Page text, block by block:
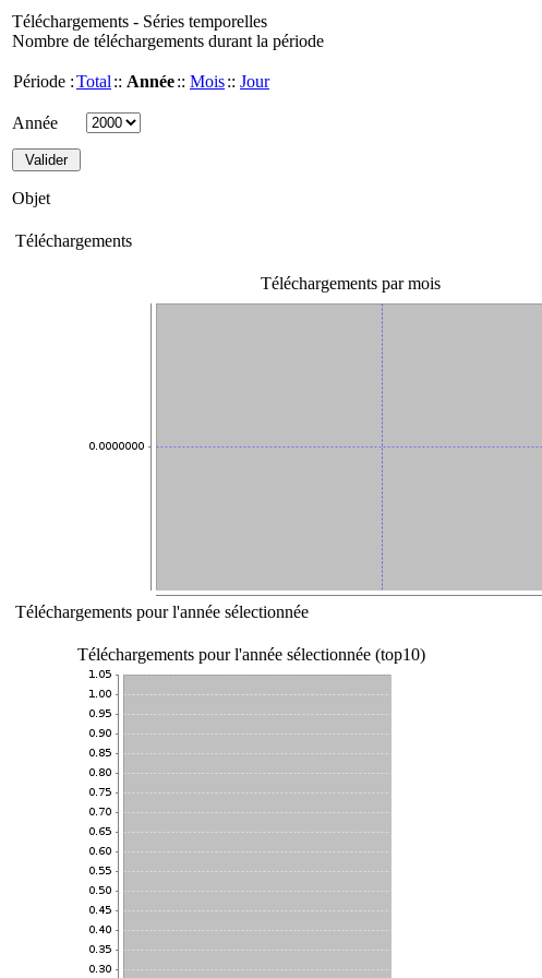
Téléchargements - Séries temporelles
Nombre de téléchargements durant la période
Période :Total :: Année:: Mois:: Jour
Année
Objet
Téléchargements
Téléchargements par mois
Téléchargements pour l'année sélectionnée
Téléchargements pour l'année sélectionnée (top10)